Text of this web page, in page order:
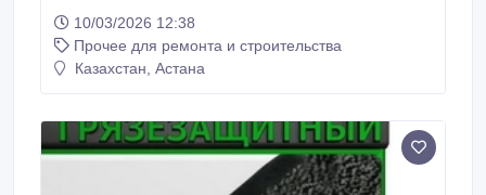
ковровое покрытие на нескользкой основе “ABBAT”
устойчиво держатся на скользких поверхностях:
кафеле, керамограните и мраморе. Коврики на
10/03/2026 12:38
Прочее для ремонта и строительства
Казахстан, Астана